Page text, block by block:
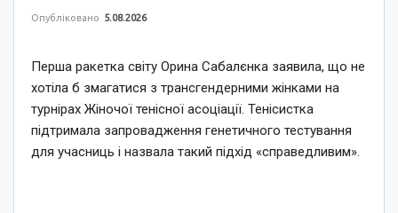
Опубліковано 5.08.2026
Перша ракетка світу Орина Сабалєнка заявила, що не
хотіла б змагатися з трансгендерними жінками на
турнірах Жіночої тенісної асоціації. Тенісистка
підтримала запровадження генетичного тестування
для учасниць і назвала такий підхід «справедливим».